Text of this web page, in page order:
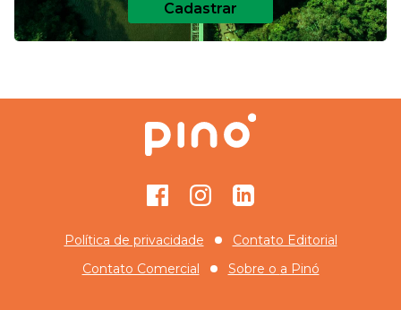
Cadastrar
FacebookInstagramGitHub
Política de privacidade
Contato Editorial
Contato Comercial
Sobre o a Pinó